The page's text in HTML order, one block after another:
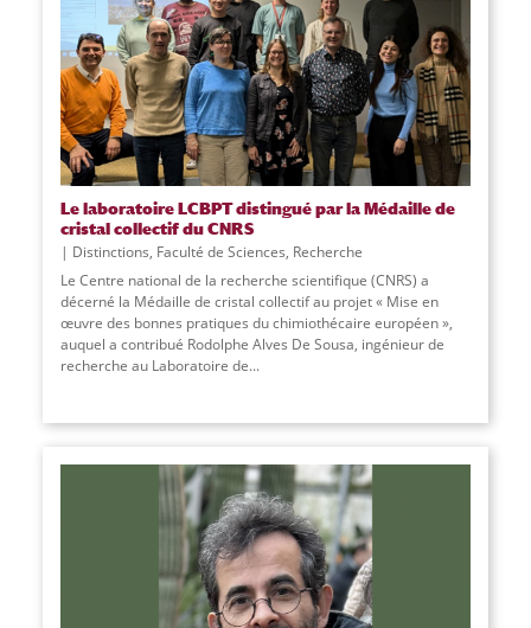
Le laboratoire LCBPT distingué par la Médaille de
cristal collectif du CNRS
Distinctions, Faculté de Sciences, Recherche
Le Centre national de la recherche scientifique (CNRS) a
décerné la Médaille de cristal collectif au projet « Mise en
œuvre des bonnes pratiques du chimiothécaire européen »,
auquel a contribué Rodolphe Alves De Sousa, ingénieur de
recherche au Laboratoire de...